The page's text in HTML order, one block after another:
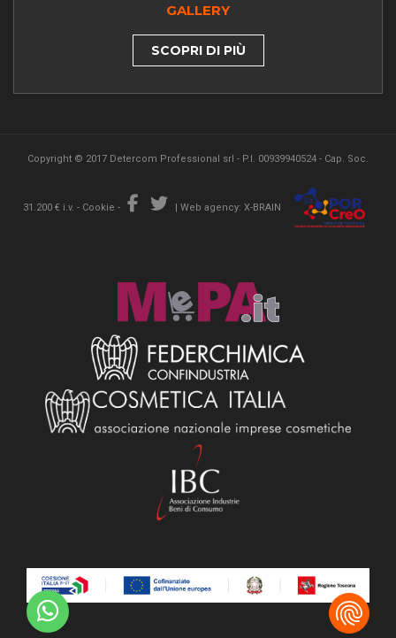
GALLERY
SCOPRI DI PIÙ
Copyright © 2017 Detercom Professional srl - P.I. 00939940524 - Cap. Soc.
31.200 € i.v. - Cookie - | Web agency: X-BRAIN